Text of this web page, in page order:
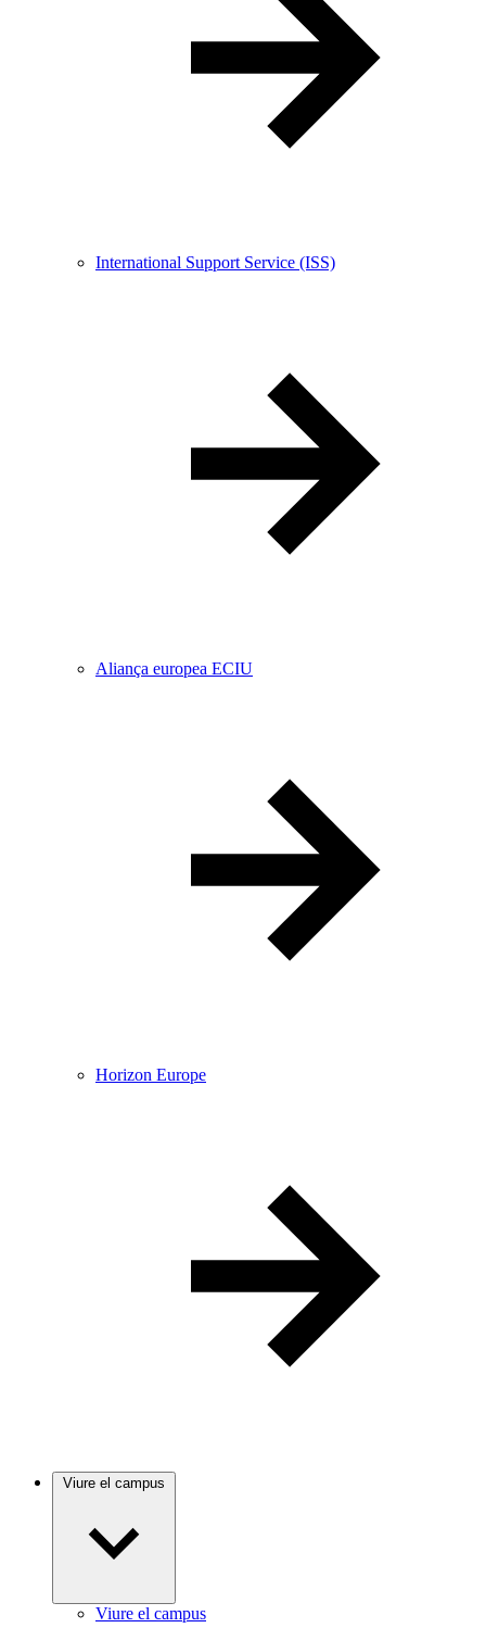
International Support Service (ISS)
Aliança europea ECIU
Horizon Europe
Viure el campus
Viure el campus